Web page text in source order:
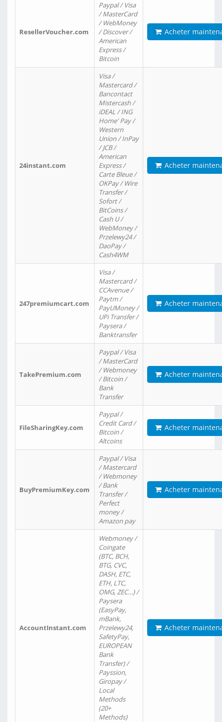
ResellerVoucher.com
Paypal / Visa
/ MasterCard
/ WebMoney
/ Discover /
American
Express /
Bitcoin
Acheter
24instant.com
Visa /
Mastercard /
Bancontact
Mistercash /
iDEAL / ING
Home' Pay /
Western
Union / InPay
/ JCB /
American
Express /
Carte Bleue /
OKPay / Wire
Transfer /
Sofort /
BitCoins /
Cash U /
WebMoney /
Przelewy24 /
DaoPay /
Cash4WM
Acheter
247premiumcart.com
Visa /
Mastercard /
CCAvenue /
Paytm /
PayUMoney /
UPi Transfer /
Paysera /
Banktransfer
Acheter
TakePremium.com
Paypal / Visa
/ MasterCard
/ Webmoney
/ Bitcoin /
Bank
Transfer
Acheter
FileSharingKey.com
Paypal /
Credit Card /
Bitcoin /
Altcoins
Acheter
BuyPremiumKey.com
Paypal / Visa
/ Mastercard
/ Webmoney
/ Bank
Transfer /
Perfect
money /
Amazon pay
Acheter
AccountInstant.com
Webmoney /
Coingate
(BTC, BCH,
BTG, CVC,
DASH, ETC,
ETH, LTC,
OMG, ZEC…) /
Paysera
(EasyPay,
mBank,
Przelewy24,
SafetyPay,
EUROPEAN
Bank
Transfer) /
Payssion,
Giropay /
Local
Methods
(20+
Methods)
Acheter